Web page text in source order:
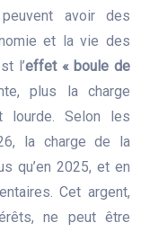
avoir des
et la vie des
l’effet « boule de
plus la charge
lourde. Selon les
la charge de la
qu’en 2025, et en
Cet argent,
ne peut être